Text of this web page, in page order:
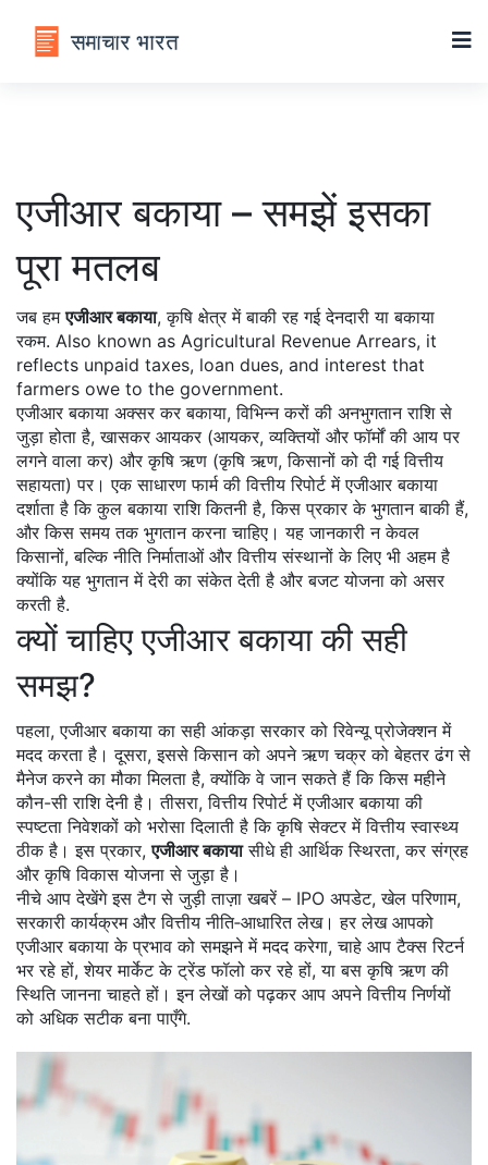
एजीआर बकाया – समझें इसका
पूरा मतलब
जब हमएजीआर बकाया,कृषि क्षेत्र में बाकी रह गई देनदारी या बकाया
रकम. Also known as Agricultural Revenue Arrears, it
reflects unpaid taxes, loan dues, and interest that
farmers owe to the government.
एजीआर बकाया अक्सरकर बकाया,विभिन्न करों की अनभुगतान राशिसे
जुड़ा होता है, खासकर आयकर (आयकर,व्यक्तियों और फॉर्मों की आय पर
लगने वाला कर) और कृषि ऋण (कृषि ऋण,किसानों को दी गई वित्तीय
सहायता) पर। एक साधारण फार्म की वित्तीय रिपोर्ट में एजीआर बकाया
दर्शाता है कि कुल बकाया राशि कितनी है, किस प्रकार के भुगतान बाकी हैं,
और किस समय तक भुगतान करना चाहिए। यह जानकारी न केवल
किसानों, बल्कि नीति निर्माताओं और वित्तीय संस्थानों के लिए भी अहम है
क्योंकि यह भुगतान में देरी का संकेत देती है और बजट योजना को असर
करती है.
क्यों चाहिए एजीआर बकाया की सही
समझ?
पहला, एजीआर बकाया का सही आंकड़ा सरकार को रिवेन्यू प्रोजेक्शन में
मदद करता है। दूसरा, इससे किसान को अपने ऋण चक्र को बेहतर ढंग से
मैनेज करने का मौका मिलता है, क्योंकि वे जान सकते हैं कि किस महीने
कौन-सी राशि देनी है। तीसरा, वित्तीय रिपोर्ट में एजीआर बकाया की
स्पष्टता निवेशकों को भरोसा दिलाती है कि कृषि सेक्टर में वित्तीय स्वास्थ्य
ठीक है। इस प्रकार,एजीआर बकायासीधे ही आर्थिक स्थिरता, कर संग्रह
और कृषि विकास योजना से जुड़ा है।
नीचे आप देखेंगे इस टैग से जुड़ी ताज़ा खबरें – IPO अपडेट, खेल परिणाम,
सरकारी कार्यक्रम और वित्तीय नीति‑आधारित लेख। हर लेख आपको
एजीआर बकाया के प्रभाव को समझने में मदद करेगा, चाहे आप टैक्स रिटर्न
भर रहे हों, शेयर मार्केट के ट्रेंड फॉलो कर रहे हों, या बस कृषि ऋण की
स्थिति जानना चाहते हों। इन लेखों को पढ़कर आप अपने वित्तीय निर्णयों
को अधिक सटीक बना पाएँगे.